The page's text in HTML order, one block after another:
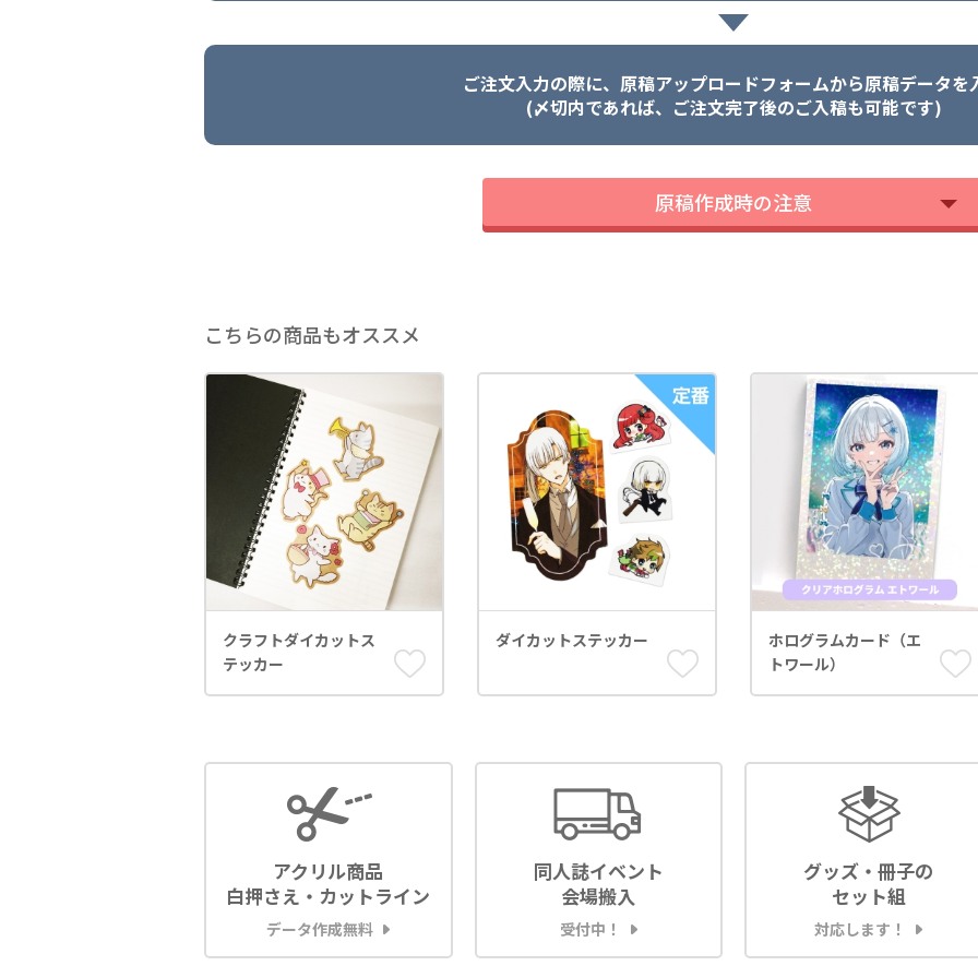
ご注文入力の際に、原稿アップロードフォームから原稿データを
(〆切内であれば、ご注文完了後のご入稿も可能です)
原稿作成時の注意
こちらの商品もオススメ
クラフトダイカットス
テッカー
ダイカットステッカー
ホログラムカード（エ
トワール）
アクリル商品
白押さえ・カットライン
データ作成無料
同人誌イベント
会場搬入
受付中！
グッズ・冊子の
セット組
対応します！